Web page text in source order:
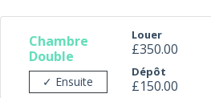
Chambre
Double
✓ Ensuite
Louer
£350.00
Dépôt
£150.00